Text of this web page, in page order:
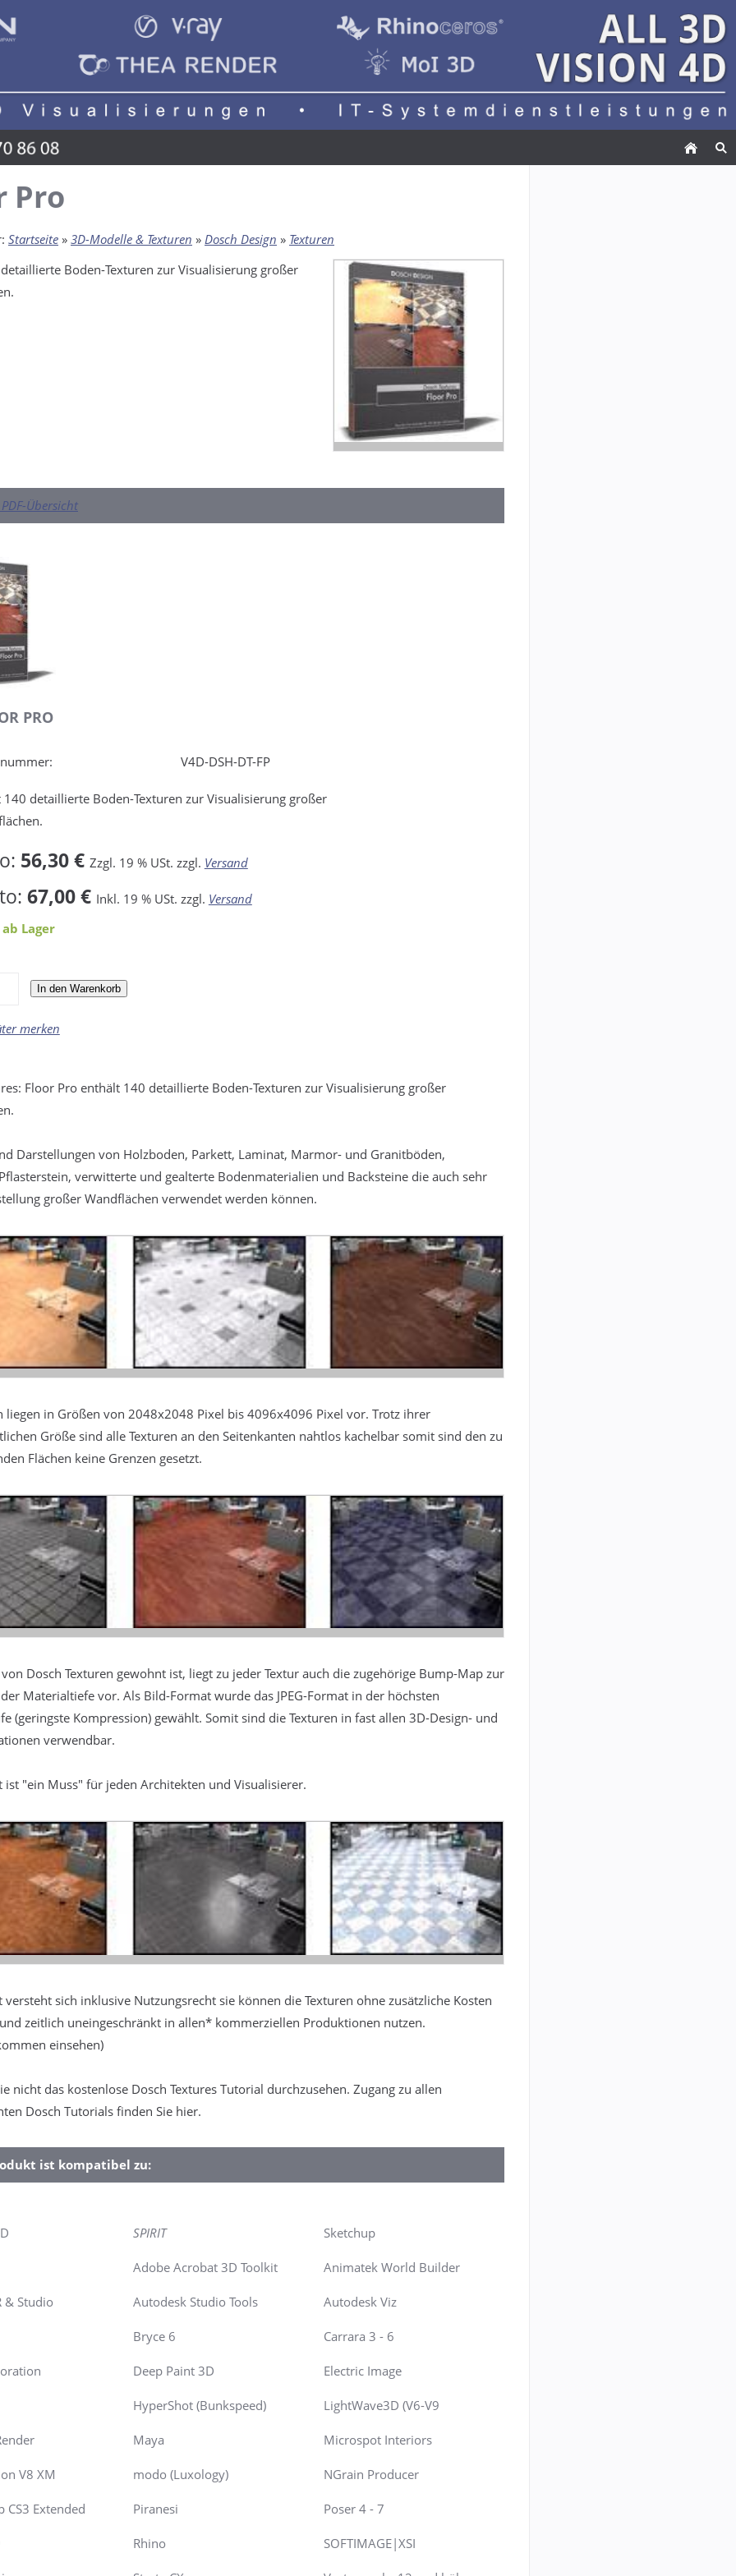
Pro
Startseite » 3D-Modelle & Texturen » Dosch Design » Texturen
Boden-Texturen zur Visualisierung großer
Übersicht
PRO
V4D-DSH-DT-FP
140 detaillierte Boden-Texturen zur Visualisierung großer
56,30 € Zzgl. 19 % USt. zzgl. Versand
67,00 € Inkl. 19 % USt. zzgl. Versand
Lager
In den Warenkorb
merken
Floor Pro enthält 140 detaillierte Boden-Texturen zur Visualisierung großer
Darstellungen von Holzboden, Parkett, Laminat, Marmor- und Granitböden,
verwitterte und gealterte Bodenmaterialien und Backsteine die auch sehr
großer Wandflächen verwendet werden können.
liegen in Größen von 2048x2048 Pixel bis 4096x4096 Pixel vor. Trotz ihrer
Größe sind alle Texturen an den Seitenkanten nahtlos kachelbar somit sind den zu
Flächen keine Grenzen gesetzt.
Dosch Texturen gewohnt ist, liegt zu jeder Textur auch die zugehörige Bump-Map zur
Materialtiefe vor. Als Bild-Format wurde das JPEG-Format in der höchsten
(geringste Kompression) gewählt. Somit sind die Texturen in fast allen 3D-Design- und
verwendbar.
ist "ein Muss" für jeden Architekten und Visualisierer.
versteht sich inklusive Nutzungsrecht sie können die Texturen ohne zusätzliche Kosten
zeitlich uneingeschränkt in allen* kommerziellen Produktionen nutzen.
einsehen)
nicht das kostenlose Dosch Textures Tutorial durchzusehen. Zugang zu allen
Dosch Tutorials finden Sie hier.
ist kompatibel zu:
SPIRIT Sketchup
Adobe Acrobat 3D Toolkit Animatek World Builder
& Studio Autodesk Studio Tools Autodesk Viz
Bryce 6 Carrara 3 - 6
Deep Paint 3D Electric Image
HyperShot (Bunkspeed) LightWave3D (V6-V9
Maya Microspot Interiors
V8 XM modo (Luxology) NGrain Producer
CS3 Extended Piranesi Poser 4 - 7
Rhino SOFTIMAGE|XSI